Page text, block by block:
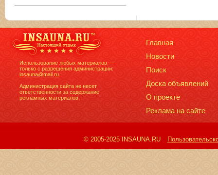
Использование любых материалов —
только с разрешения администрации:
insauna@mail.ru
Администрация сайта не несет
ответственности за содержание
рекламных материалов.
Главная
Новости
Поиск
Доска объявлений
О проекте
Реклама на сайте
© 2005-2025 INSAUNA.RU